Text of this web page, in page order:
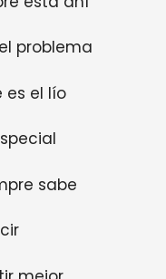
problema
es el lío
sabe